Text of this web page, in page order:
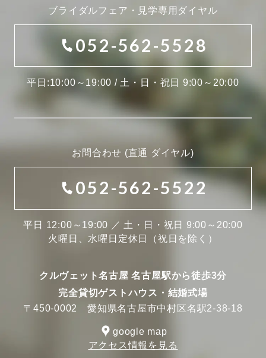
ブライダルフェア・見学専用ダイヤル
052-562-5528
平日:10:00～19:00 / 土・日・祝日 9:00～20:00
お問合わせ (直通 ダイヤル)
052-562-5522
平日 12:00～19:00 ／ 土・日・祝日 9:00～20:00
火曜日、水曜日定休日（祝日を除く）
クルヴェット名古屋 名古屋駅から徒歩3分
完全貸切ゲストハウス・結婚式場
〒450-0002 愛知県名古屋市中村区名駅2-38-18
google map
アクセス情報を見る